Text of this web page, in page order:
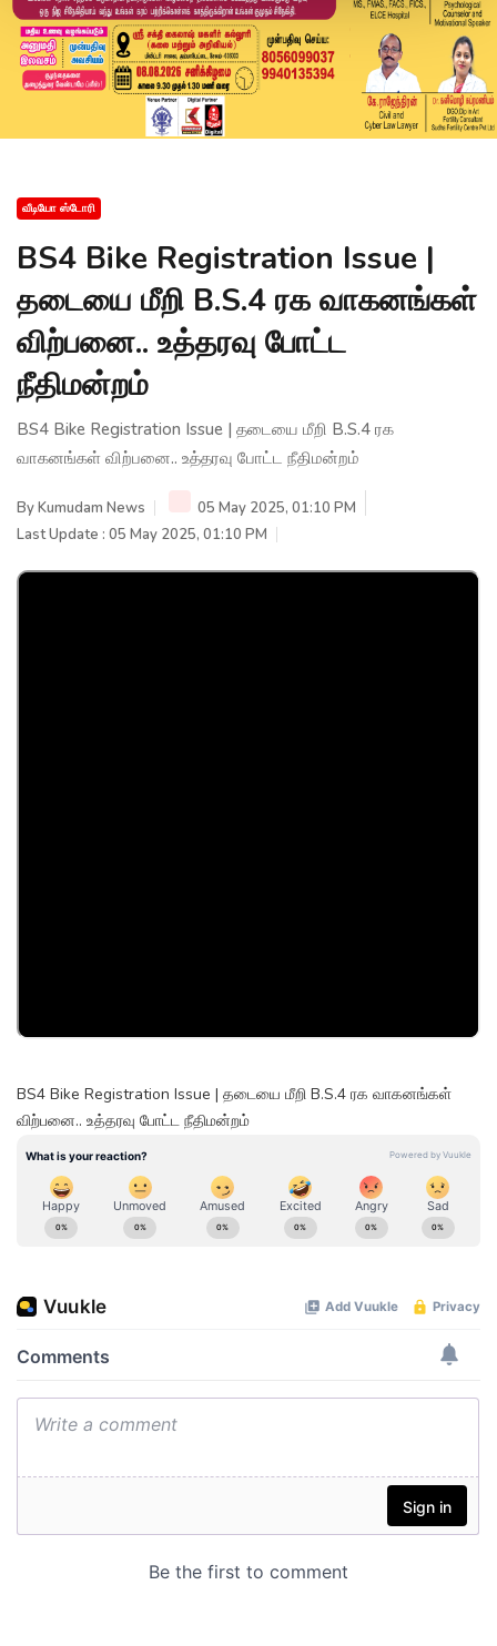
வீடியோ ஸ்டோரி
BS4 Bike Registration Issue |
தடையை மீறி B.S.4 ரக வாகனங்கள்
விற்பனை.. உத்தரவு போட்ட
நீதிமன்றம்
BS4 Bike Registration Issue | தடையை மீறி B.S.4 ரக
வாகனங்கள் விற்பனை.. உத்தரவு போட்ட நீதிமன்றம்
ByKumudam News
05 May 2025, 01:10 PM
Last Update : 05 May 2025, 01:10 PM
BS4 Bike Registration Issue | தடையை மீறி B.S.4 ரக வாகனங்கள்
விற்பனை.. உத்தரவு போட்ட நீதிமன்றம்